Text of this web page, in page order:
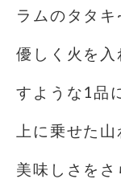
ラムのタタ
優しく火を
すような1品
上に乗せた
美味しさを